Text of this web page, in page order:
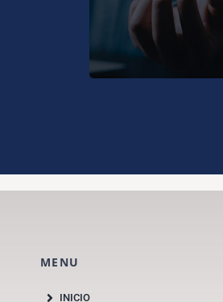
MENU
INICIO